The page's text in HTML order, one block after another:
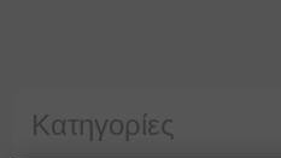
Κατηγορίες